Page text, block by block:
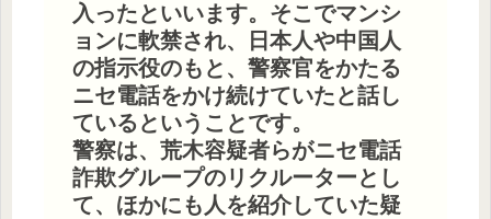
入ったといいます。そこでマンシ
ョンに軟禁され、日本人や中国人
の指示役のもと、警察官をかたる
ニセ電話をかけ続けていたと話し
ているということです。
警察は、荒木容疑者らがニセ電話
詐欺グループのリクルーターとし
て、ほかにも人を紹介していた疑